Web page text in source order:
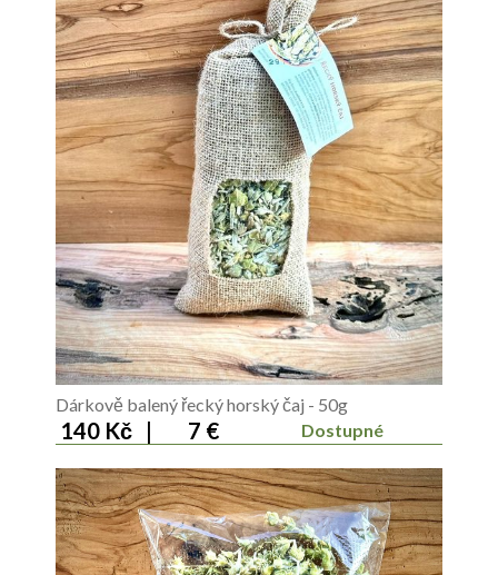
Dárkově balený řecký horský čaj - 50g
140 Kč 7 € Dostupné